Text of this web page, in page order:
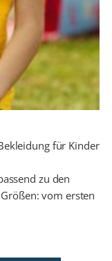
für Kinder
zu den
vom ersten